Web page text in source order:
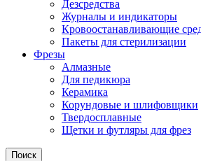
Дезсредства
Журналы и индикаторы
Кровоостанавливающие
Пакеты для стерилизации
Фрезы
Алмазные
Для педикюра
Керамика
Корундовые и шлифовщики
Твердосплавные
Щетки и футляры для фрез
Поиск